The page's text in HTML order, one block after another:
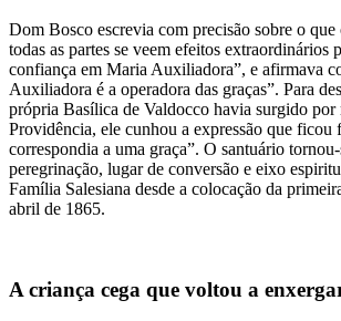
Dom Bosco escrevia com precisão sobre o que
todas as partes se veem efeitos extraordinários
confiança em Maria Auxiliadora”, e afirmava
Auxiliadora é a operadora das graças”. Para
própria Basílica de Valdocco havia surgido por
Providência, ele cunhou a expressão que ficou
correspondia a uma graça”. O santuário
peregrinação, lugar de conversão e eixo
Família Salesiana desde a colocação da
abril de 1865.
A criança cega que voltou a